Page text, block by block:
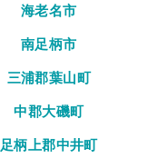
海老名市
南足柄市
三浦郡葉山町
中郡大磯町
足柄上郡中井町